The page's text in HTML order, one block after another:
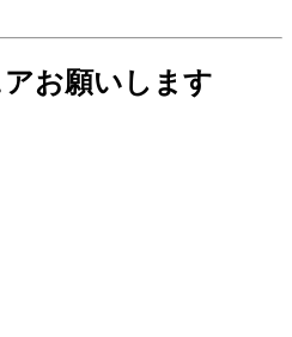
お願いします